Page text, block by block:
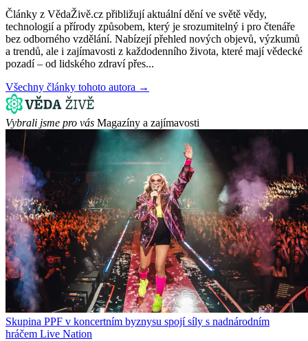
Články z VědaŽivě.cz přibližují aktuální dění ve světě vědy,
technologií a přírody způsobem, který je srozumitelný i pro čtenáře
bez odborného vzdělání. Nabízejí přehled nových objevů, výzkumů
a trendů, ale i zajímavosti z každodenního života, které mají vědecké
pozadí – od lidského zdraví přes...
Všechny články tohoto autora →
Vybrali jsme pro vás Magazíny a zajímavosti
Skupina PPF v koncertním byznysu spojí síly s nadnárodním
hráčem Live Nation